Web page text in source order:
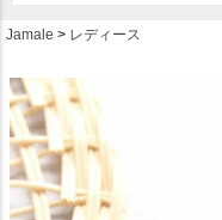
Jamale レディース